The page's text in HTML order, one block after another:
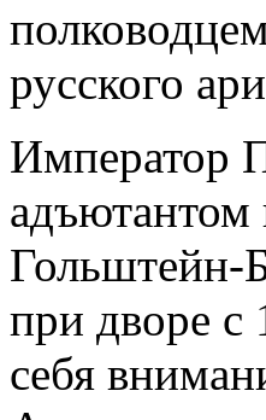
русского
Император
Гольштейн-
при дворе с
себя